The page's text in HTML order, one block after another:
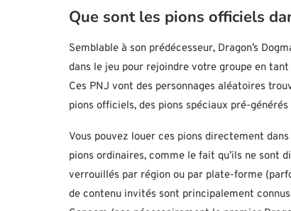
Que sont les pions officiels
Semblable à son prédécesseur, Dragon’s
dans le jeu pour rejoindre votre groupe en
Ces PNJ vont des personnages aléatoires
pions officiels, des pions spéciaux pré-
Vous pouvez louer ces pions directement
pions ordinaires, comme le fait qu’ils ne sont
verrouillés par région ou par plate-forme
de contenu invités sont principalement